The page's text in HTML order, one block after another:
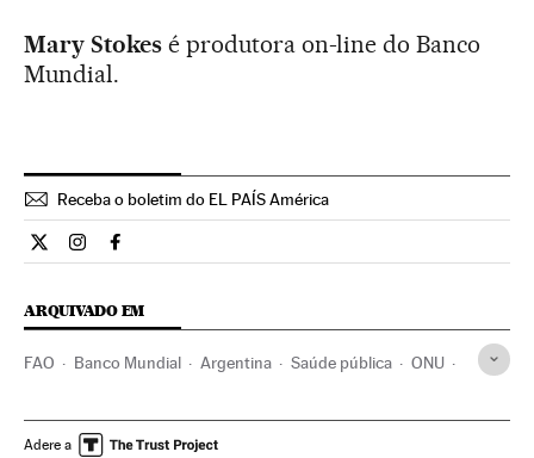
Mary Stokesé produtora on-line do Banco
Mundial.
Receba o boletim do EL PAÍS América
Internacional El País Brasil en Twitter
Internacional El País Brasil en Instagram
Internacional El País Brasil en Facebook
ARQUIVADO EM
FAO Banco Mundial Argentina Saúde pública ONU
América do Sul América Latina
Adere a